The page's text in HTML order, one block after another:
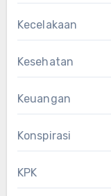
Kecelakaan
Kesehatan
Keuangan
Konspirasi
KPK